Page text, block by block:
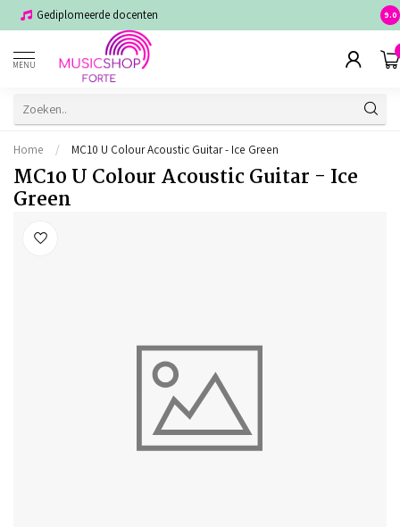
Gediplomeerde docenten 9.0
MENU
Home / MC10 U Colour Acoustic Guitar - Ice Green
MC10 U Colour Acoustic Guitar - Ice
Green